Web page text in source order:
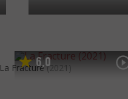
6,0
La Fracture (2021)